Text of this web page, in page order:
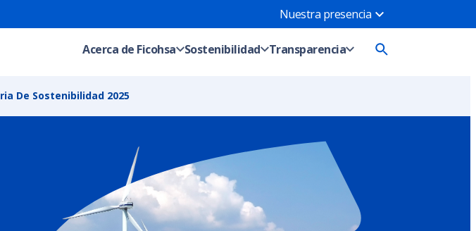
Nuestra presencia
Acerca de Ficohsa Sostenibilidad Transparencia
De Sostenibilidad 2025